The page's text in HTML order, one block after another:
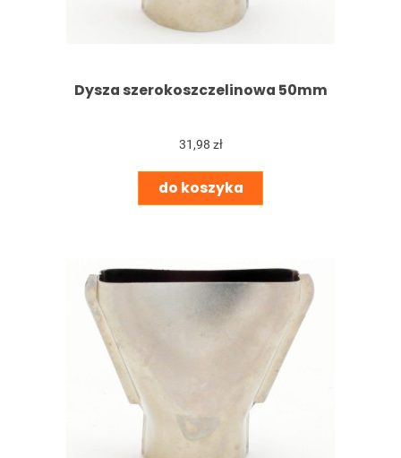
Dysza szerokoszczelinowa 50mm
31,98 zł
do koszyka